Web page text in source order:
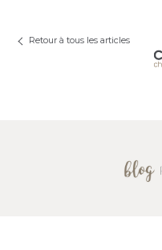
Retour à tous les articles